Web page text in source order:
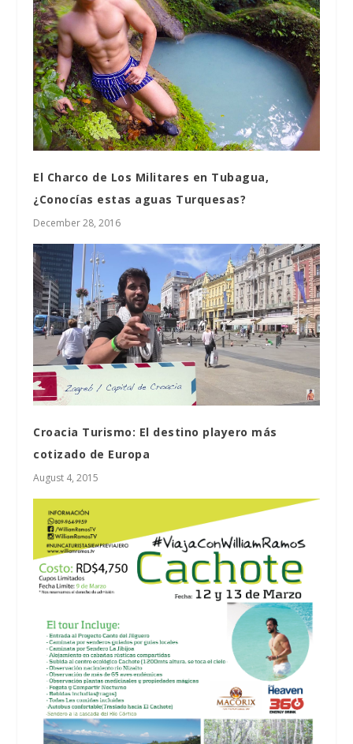
El Charco de Los Militares en Tubagua,
¿Conocías estas aguas Turquesas?
December 28, 2016
Croacia Turismo: El destino playero más
cotizado de Europa
August 4, 2015